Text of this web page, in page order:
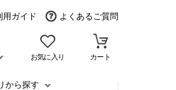
用ガイド よくあるご質問
お気に入り カート
から探す